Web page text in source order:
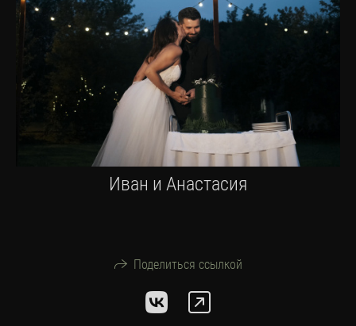
Иван и Анастасия
Поделиться ссылкой